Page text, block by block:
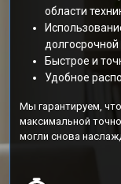
области
Быстрое и
Удобное
Мы гарантируем,
максимальной
могли снова